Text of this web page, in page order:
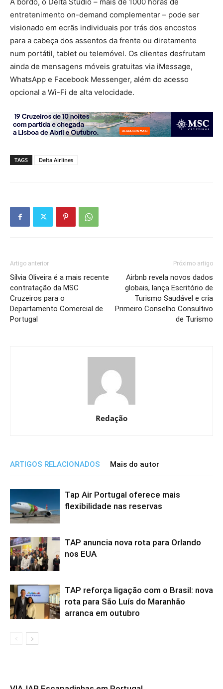
entretenimento on-demand complementar – pode ser
visionado em ecrãs individuais por trás dos encostos
para a cabeça dos assentos da frente ou diretamente
num portátil, tablet ou telemóvel. Os clientes desfrutam
ainda de mensagens móveis gratuitas via iMessage,
WhatsApp e Facebook Messenger, além do acesso
opcional a Wi-Fi de alta velocidade.
TAGS Delta Airlines
Artigo anterior
Sílvia Oliveira é a mais recente
contratação da MSC
Cruzeiros para o
Departamento Comercial de
Portugal
Próximo artigo
Airbnb revela novos dados
globais, lança Escritório de
Turismo Saudável e cria
Primeiro Conselho Consultivo
de Turismo
Redação
ARTIGOS RELACIONADOS Mais do autor
Tap Air Portugal oferece mais
flexibilidade nas reservas
TAP anuncia nova rota para Orlando
nos EUA
TAP reforça ligação com o Brasil: nova
rota para São Luís do Maranhão
arranca em outubro